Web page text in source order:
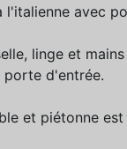
l'italienne avec
linge et
porte d'entrée.
et piétonne est